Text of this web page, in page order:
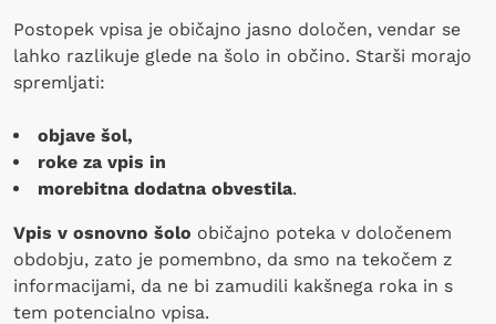
Postopek vpisa je običajno jasno določen, vendar se
lahko razlikuje glede na šolo in občino. Starši morajo
spremljati:
objave šol,
roke za vpis in
morebitna dodatna obvestila.
Vpis v osnovno šolo običajno poteka v določenem
obdobju, zato je pomembno, da smo na tekočem z
informacijami, da ne bi zamudili kakšnega roka in s
tem potencialno vpisa.